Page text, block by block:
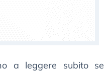
a leggere subito se